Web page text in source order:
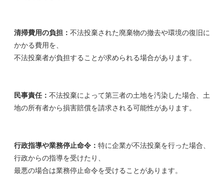
清掃費用の負担： 不法投棄された廃棄物の撤去や環境の復旧に
かかる費用を、
不法投棄者が負担することが求められる場合があります。
民事責任： 不法投棄によって第三者の土地を汚染した場合、土
地の所有者から損害賠償を請求される可能性があります。
行政指導や業務停止命令： 特に企業が不法投棄を行った場合、
行政からの指導を受けたり、
最悪の場合は業務停止命令を受けることがあります。